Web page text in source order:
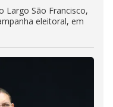
Largo São Francisco,
eleitoral, em